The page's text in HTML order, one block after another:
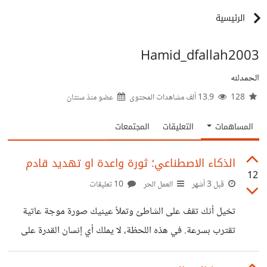
الرئيسية
Hamid_dfallah2003
الحمدلله
عضو منذسنتان
المساهمات التعليقات المجتمعات
12
الذكاء الاصطناعي؛ ثورة واعدة او تهديد قادم
قبل 3 أشهر العمل الحر
تخيل أنك تقف على الشاطئ وتملأ عينيك صورة موجة عاتية
تقترب بسرعة. في هذه اللحظة، لا يملك أي إنسان القدرة على
إيقاف الموجة أو إعادتها إلى الوراء؛ الخيارات المتاحة تنحصر في